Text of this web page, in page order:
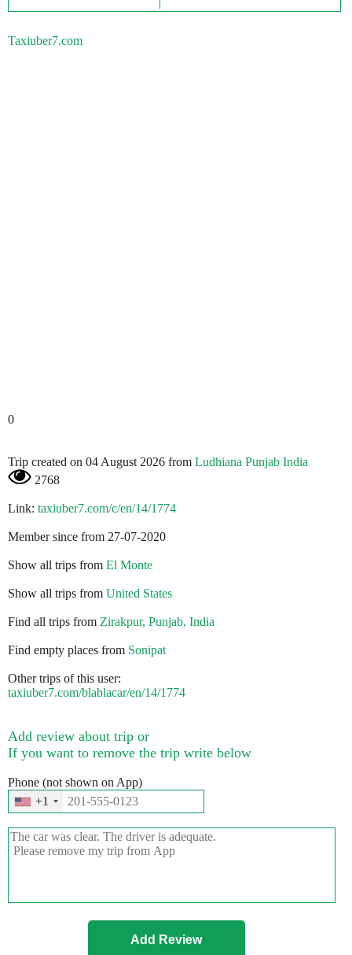
Taxiuber7.com
0
Trip created on 04 August 2026 from Ludhiana Punjab India
2768
Link: taxiuber7.com/c/en/14/1774
Member since from 27-07-2020
Show all trips from El Monte
Show all trips from United States
Find all trips from Zirakpur, Punjab, India
Find empty places from Sonipat
Other trips of this user:
taxiuber7.com/blablacar/en/14/1774
Add review about trip or
If you want to remove the trip write below
Phone (not shown on App)
+1